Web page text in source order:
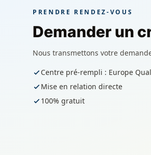
PRENDRE RENDEZ-VOUS
Demander un
Nous transmettons votre
Centre pré-rempli : Europe
Mise en relation directe
100% gratuit